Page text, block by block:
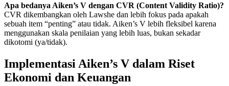
Apa bedanya Aiken’s V dengan CVR (Content Validity Ratio)?
CVR dikembangkan oleh Lawshe dan lebih fokus pada apakah
sebuah item “penting” atau tidak. Aiken’s V lebih fleksibel karena
menggunakan skala penilaian yang lebih luas, bukan sekadar
dikotomi (ya/tidak).
Implementasi Aiken’s V dalam Riset
Ekonomi dan Keuangan